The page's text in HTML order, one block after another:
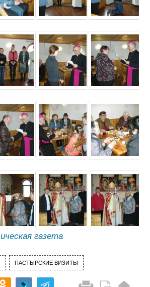
газета
ПАСТЫРСКИЕ ВИЗИТЫ